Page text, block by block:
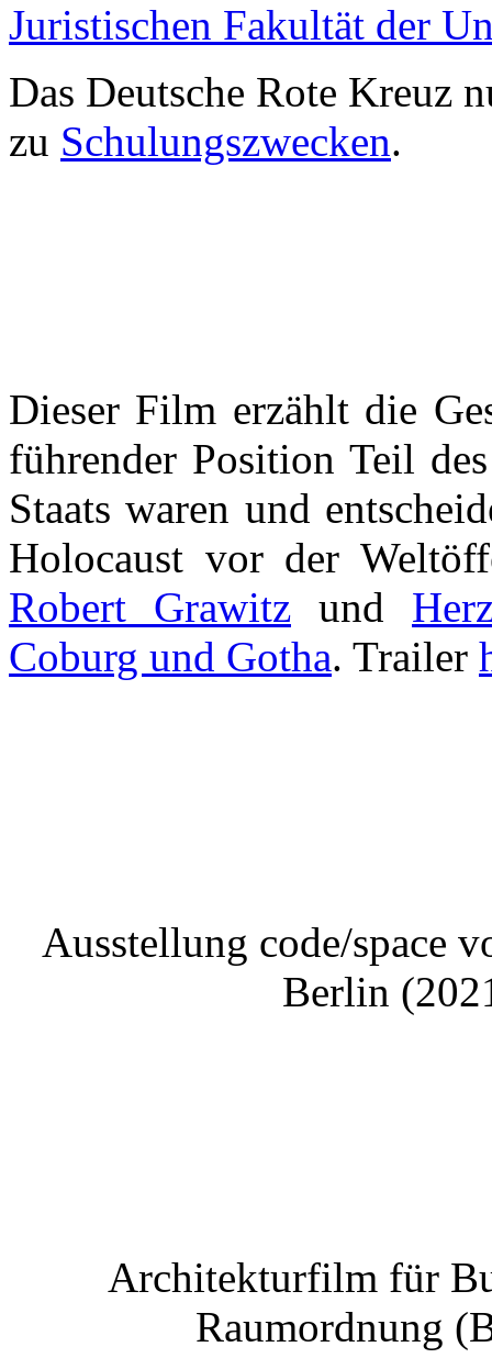
Juristischen Fakultät der
Das Deutsche Rote Kreuz
zu Schulungszwecken.
Dieser Film erzählt die
führender Position Teil
Staats waren und
Holocaust vor der
Robert Grawitz und
Coburg und Gotha. Trailer
Ausstellung code/space
Berlin
Architekturfilm für
Raumordnung